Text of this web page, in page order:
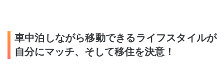
車中泊しながら移動できるライフスタイルが
自分にマッチ、そして移住を決意！